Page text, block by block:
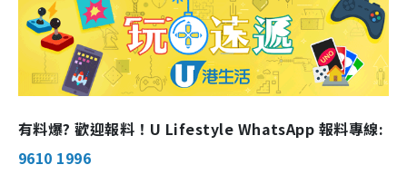
有料爆? 歡迎報料！U Lifestyle WhatsApp 報料專線:
9610 1996